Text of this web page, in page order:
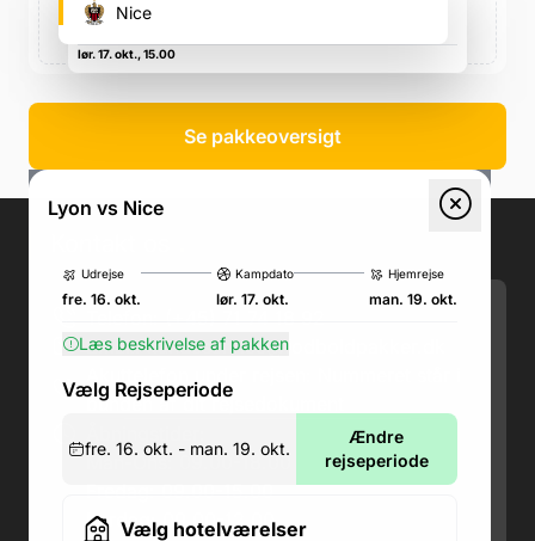
10 Av. Simone Veil, 69150 Décines-Charpieu, Frankrig,
10 Av. Simone Veil, 69150 Décines-Charpieu, Frankrig
lør. 17. okt., 15.00
Nice
Se pakkeoversigt
Lyon vs Nice
Udrejse
fre. 16. okt.
Kampdato
lør. 17. okt.
Hjemrejse
man. 19. okt.
Læs beskrivelse af pakken
Vælg Rejseperiode
fre. 16. okt. - man. 19. okt.
Ændre
rejseperiode
Vælg hotelværelser
Email:kundeservice@fodboldpakker.dk
Akuttelefon under rejsen: Nummeret står i
bunden af dit rejsedokument
Man-Ons: 09.00-18.00
Lørdag: 09.00-12.00